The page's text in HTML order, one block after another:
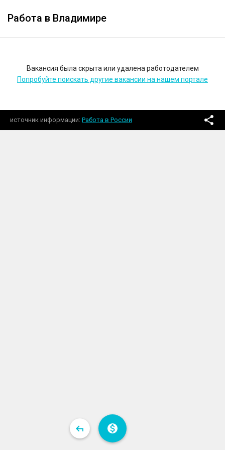
Работа в Владимире
Вакансия была скрыта или удалена работодателем
Попробуйте поискать другие вакансии на нашем портале
источник информации Работа в России